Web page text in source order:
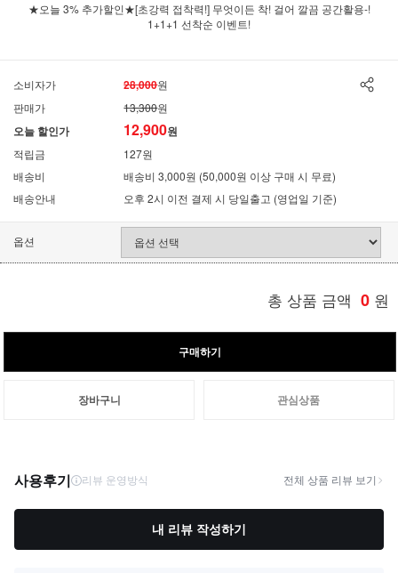
★오늘 3% 추가할인★[초강력 접착력!] 무엇이든 착! 걸어 깔끔 공간활용-!
1+1+1 선착순 이벤트!
소비자가 28,000원
판매가
13,300원
오늘 할인가 12,900원
적립금
127원
배송비
배송비 3,000원 (50,000원 이상 구매 시 무료)
배송안내
오후 2시 이전 결제 시 당일출고 (영업일 기준)
옵션
총 상품 금액 0 원
구매하기
장바구니 관심상품